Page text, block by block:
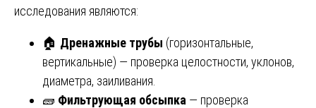
исследования являются:
🏠 Дренажные трубы (горизонтальные,
вертикальные) — проверка целостности, уклонов,
диаметра, заиливания.
🧱 Фильтрующая обсыпка — проверка